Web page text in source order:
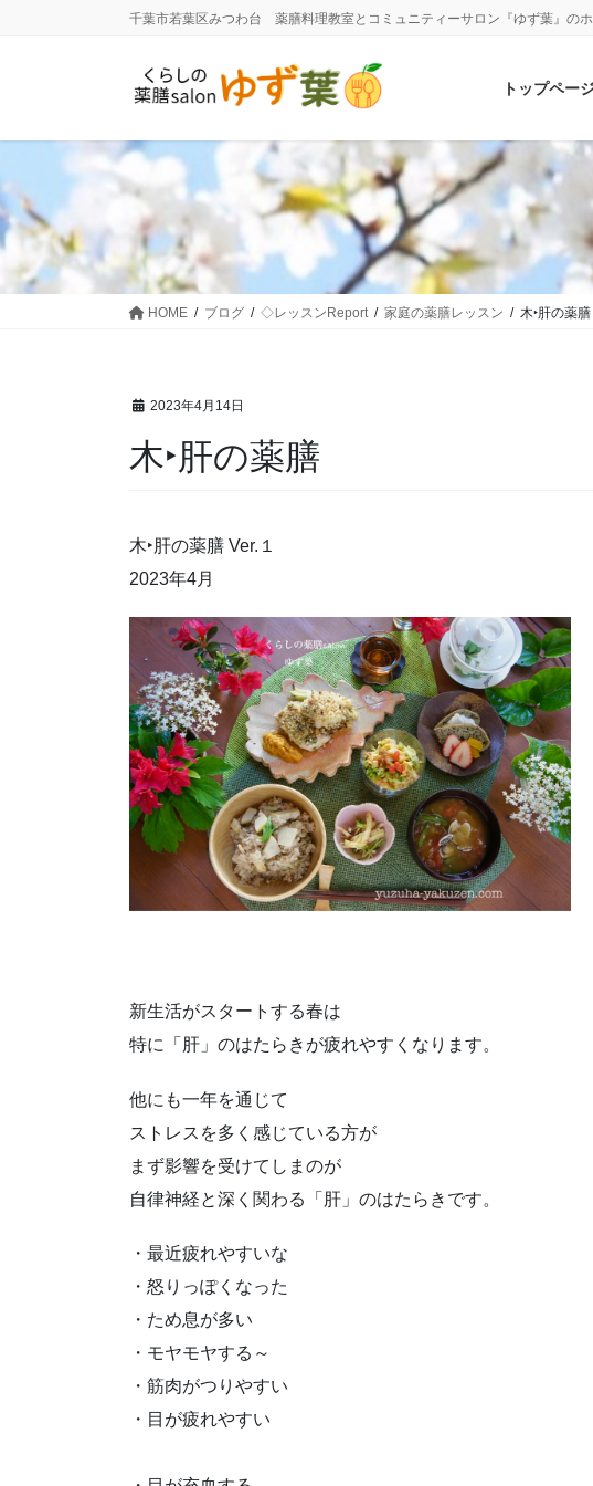
に
動
ョ
に
移
動
千葉市若葉区みつわ台 薬膳料理教室とコミュニティーサロン『ゆず葉』の
トップペー
HOME ブログ ◇レッスンReport 家庭の薬膳レッスン 木‣肝の薬膳
2023年4月14日
木‣肝の薬膳
木‣肝の薬膳 Ver.１
2023年4月
新生活がスタートする春は
特に「肝」のはたらきが疲れやすくなります。
他にも一年を通じて
ストレスを多く感じている方が
まず影響を受けてしまのが
自律神経と深く関わる「肝」のはたらきです。
・最近疲れやすいな
・怒りっぽくなった
・ため息が多い
・モヤモヤする～
・筋肉がつりやすい
・目が疲れやすい